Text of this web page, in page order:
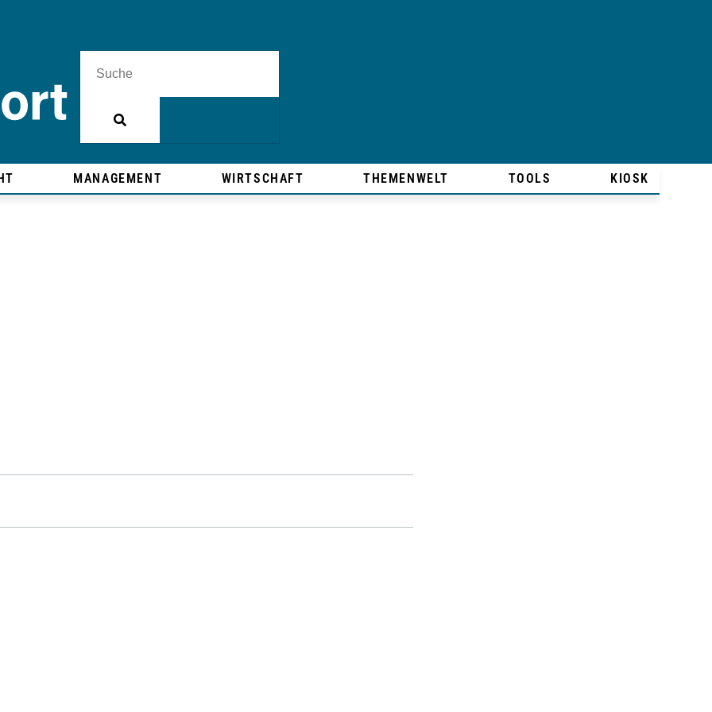
MANAGEMENT WIRTSCHAFT THEMENWELT TOOLS KIOSK